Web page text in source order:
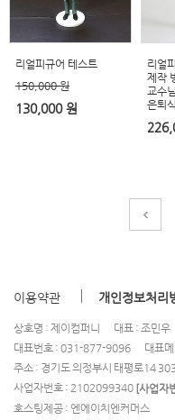
리얼피규어 테스트
150,000 원
130,000 원
리얼
제작
교수
은퇴
이용약관 개인정보처리
상호명 : 제이컴퍼니 대표 : 조민우
대표번호 : 031-877-9096
대표
주소 : 경기도 의정부시 태평로14
사업자번호 : 2102099340 [사업자
호스팅제공 : 엔에이치엔커머스